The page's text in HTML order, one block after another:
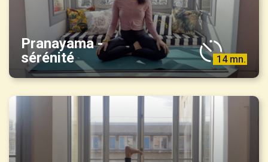
Pranayama -
sérénité
14 mn.